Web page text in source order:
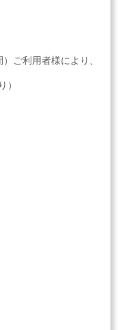
ご利用者様により、
）